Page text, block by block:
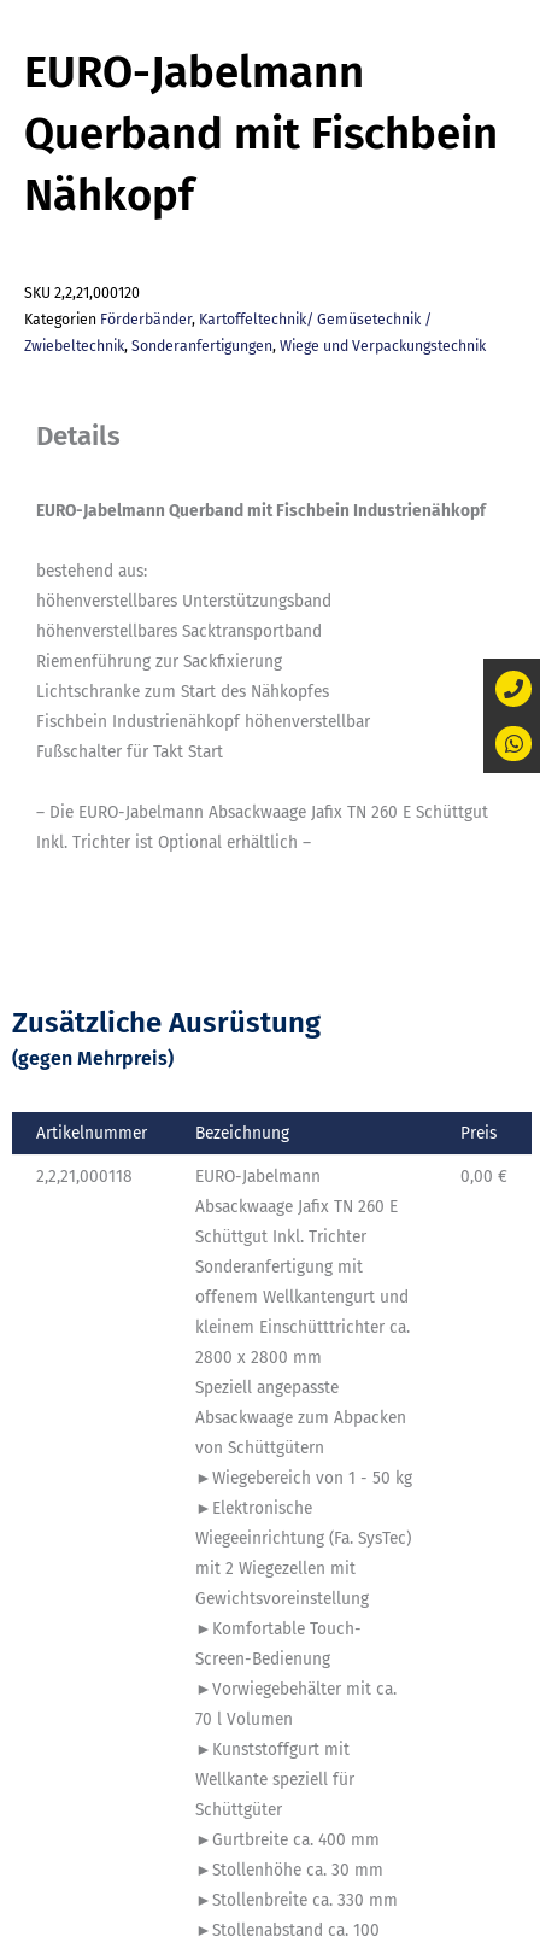
EURO-Jabelmann
Querband mit Fischbein
Nähkopf
SKU 2,2,21,000120
Kategorien Förderbänder, Kartoffeltechnik/ Gemüsetechnik /
Zwiebeltechnik, Sonderanfertigungen, Wiege und Verpackungstechnik
Details
EURO-Jabelmann Querband mit Fischbein Industrienähkopf
bestehend aus:
höhenverstellbares Unterstützungsband
höhenverstellbares Sacktransportband
Riemenführung zur Sackfixierung
Lichtschranke zum Start des Nähkopfes
Fischbein Industrienähkopf höhenverstellbar
Fußschalter für Takt Start
– Die EURO-Jabelmann Absackwaage Jafix TN 260 E Schüttgut
Inkl. Trichter ist Optional erhältlich –
Zusätzliche Ausrüstung
(gegen Mehrpreis)
Artikelnummer Bezeichnung Preis
2,2,21,000118
EURO-Jabelmann
Absackwaage Jafix TN 260 E
Schüttgut Inkl. Trichter
Sonderanfertigung mit
offenem Wellkantengurt und
kleinem Einschütttrichter ca.
2800 x 2800 mm
Speziell angepasste
Absackwaage zum Abpacken
von Schüttgütern
►Wiegebereich von 1 - 50 kg
►Elektronische
Wiegeeinrichtung (Fa. SysTec)
mit 2 Wiegezellen mit
Gewichtsvoreinstellung
►Komfortable Touch-
Screen-Bedienung
►Vorwiegebehälter mit ca.
70 l Volumen
►Kunststoffgurt mit
Wellkante speziell für
Schüttgüter
►Gurtbreite ca. 400 mm
►Stollenhöhe ca. 30 mm
►Stollenbreite ca. 330 mm
►Stollenabstand ca. 100
0,00 €